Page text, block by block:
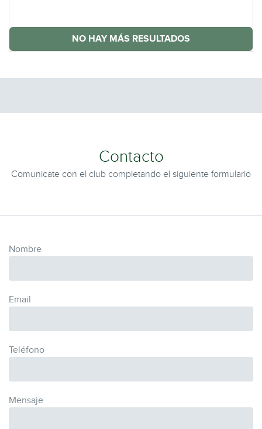
NO HAY MÁS RESULTADOS
Contacto
Comunicate con el club completando el siguiente formulario
Nombre
Email
Teléfono
Mensaje